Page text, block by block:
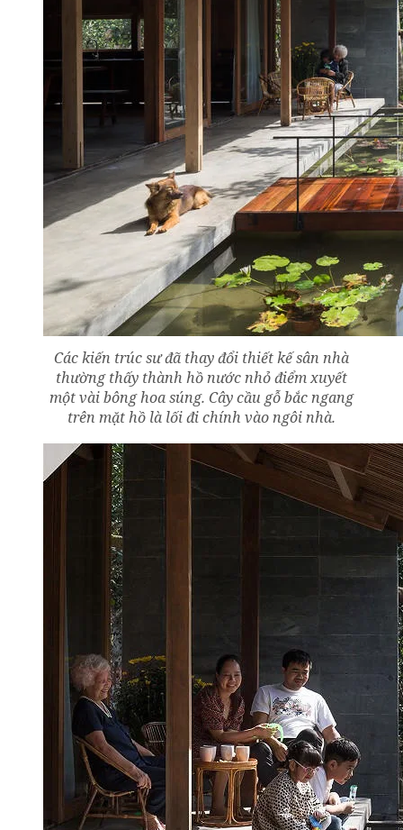
Các kiến trúc sư đã thay đổi thiết kế sân nhà
thường thấy thành hồ nước nhỏ điểm xuyết
một vài bông hoa súng. Cây cầu gỗ bắc ngang
trên mặt hồ là lối đi chính vào ngôi nhà.